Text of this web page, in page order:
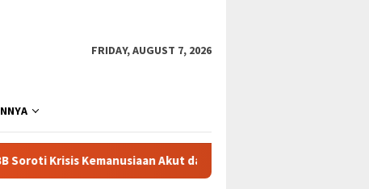
FRIDAY, AUGUST 7, 2026
Akut dan Kekerasan Israel